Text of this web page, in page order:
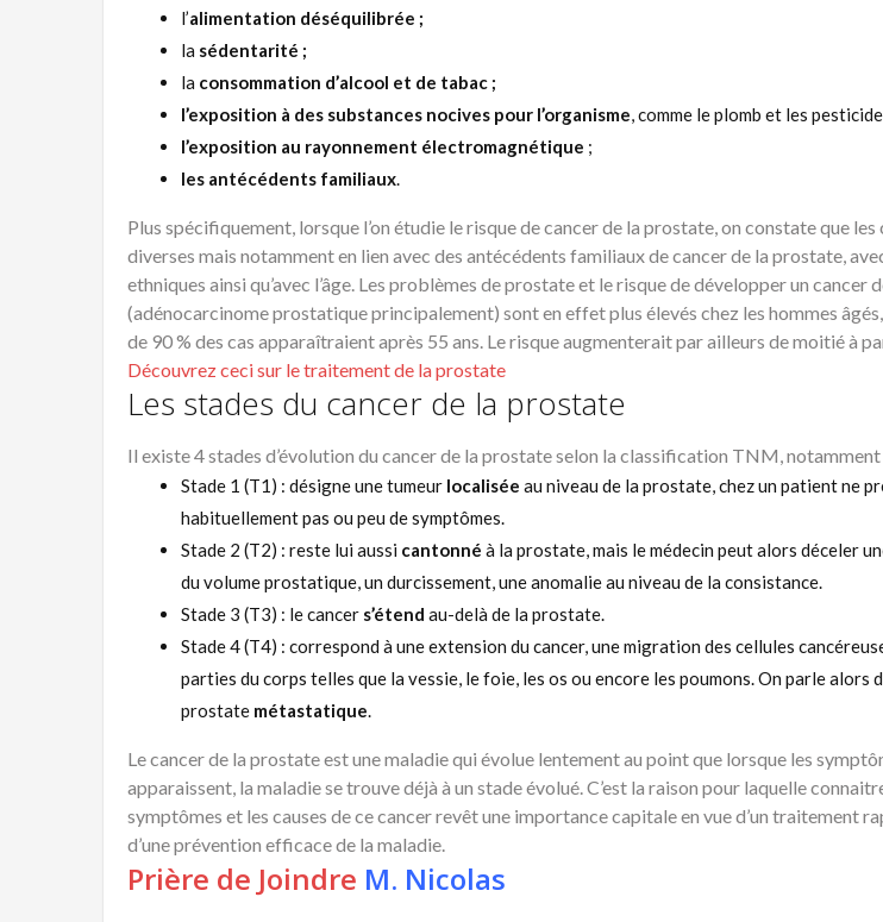
l’alimentation déséquilibrée ;
la sédentarité ;
la consommation d’alcool et de tabac ;
l’exposition à des substances nocives pour l’organisme, comme le plomb et les
l’exposition au rayonnement électromagnétique ;
les antécédents familiaux.
Plus spécifiquement, lorsque l’on étudie le risque de cancer de la prostate, on constate que les
diverses mais notamment en lien avec des antécédents familiaux de cancer de la prostate,
ethniques ainsi qu’avec l’âge. Les problèmes de prostate et le risque de développer un cancer
(adénocarcinome prostatique principalement) sont en effet plus élevés chez les hommes
de 90 % des cas apparaîtraient après 55 ans. Le risque augmenterait par ailleurs de moitié à
Découvrez ceci sur le traitement de la prostate
Les stades du cancer de la prostate
Il existe 4 stades d’évolution du cancer de la prostate selon la classification TNM, notamment
Stade 1 (T1) : désigne une tumeur localisée au niveau de la prostate, chez un patient ne
habituellement pas ou peu de symptômes.
Stade 2 (T2) : reste lui aussi cantonné à la prostate, mais le médecin peut alors déceler
du volume prostatique, un durcissement, une anomalie au niveau de la consistance.
Stade 3 (T3) : le cancer s’étend au-delà de la prostate.
Stade 4 (T4) : correspond à une extension du cancer, une migration des cellules
parties du corps telles que la vessie, le foie, les os ou encore les poumons. On parle alors
prostate métastatique.
Le cancer de la prostate est une maladie qui évolue lentement au point que lorsque les
apparaissent, la maladie se trouve déjà à un stade évolué. C’est la raison pour laquelle
symptômes et les causes de ce cancer revêt une importance capitale en vue d’un traitement
d’une prévention efficace de la maladie.
Prière de Joindre M. Nicolas